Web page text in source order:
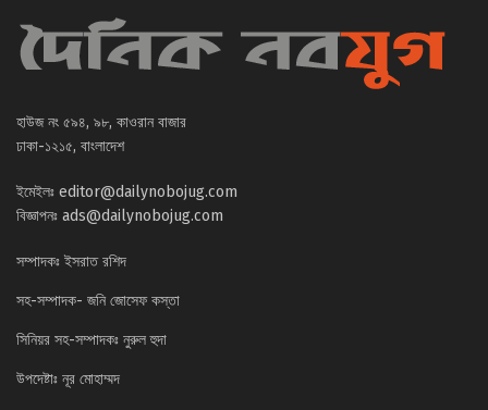
হাউজ নং ৫৯৪, ৯৮, কাওরান বাজার
ঢাকা-১২১৫, বাংলাদেশ
ইমেইলঃ editor@dailynobojug.com
বিজ্ঞাপনঃ ads@dailynobojug.com
সম্পাদকঃ ইসরাত রশিদ
সহ-সম্পাদক- জনি জোসেফ কস্তা
সিনিয়র সহ-সম্পাদকঃ নুরুল হুদা
উপদেষ্টাঃ নূর মোহাম্মদ